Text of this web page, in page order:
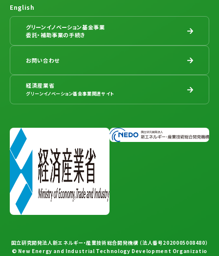
グリーンイノベーション基金事業
委託・補助事業の手続き
お問い合わせ
経済産業省
グリーンイノベーション基金事業関連サイト
English
国立研究開発法人新エネルギー・産業技術総合開発機構 （法人番号2020005008480）
© New Energy and Industrial Technology Development Organizatio